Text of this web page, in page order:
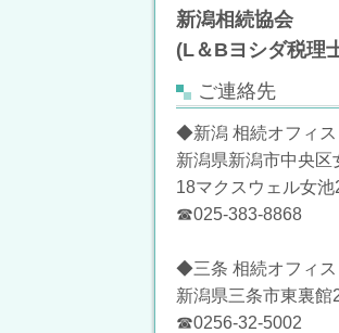
新潟相続協会
(L＆Bヨシダ税理
ご連絡先
◆新潟 相続オフィス
新潟県新潟市中央区
18マクスウェル女池
☎025-383-8868
◆三条 相続オフィス
新潟県三条市東裏館
☎0256-32-5002